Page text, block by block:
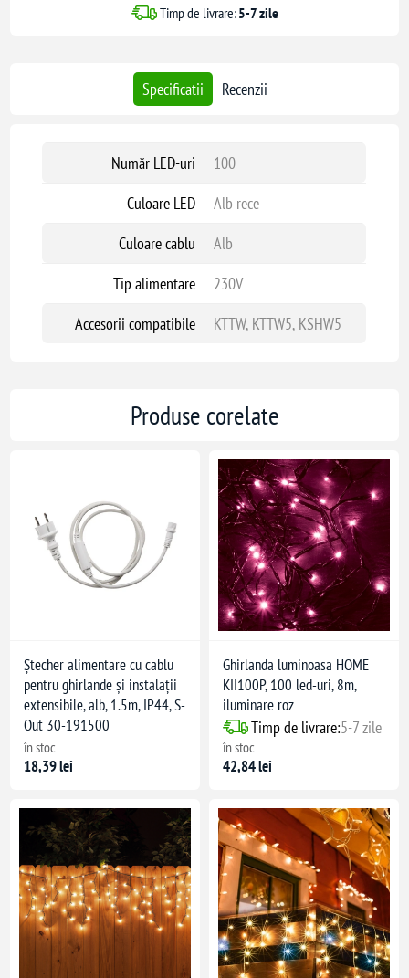
Interconectabil: pana la 9 seturi
sirul luminos 100 LED-uri alb IP65
economica si durabila in orice spatiu exterior. Perfect pentru sarbatori sau
Timp de livrare:5-7 zile
Specificatii Recenzii
Număr LED-uri
100
Culoare LED
Alb rece
Culoare cablu
Alb
Tip alimentare
230V
Accesorii compatibile
KTTW, KTTW5, KSHW5
Produse corelate
Ștecher alimentare cu cablu
pentru ghirlande și instalații
extensibile, alb, 1.5m, IP44, S-
Out 30-191500
în stoc
18,39 lei
Ghirlanda luminoasa HOME
KII100P, 100 led-uri, 8m,
iluminare roz
Timp de livrare:5-7 zile
în stoc
42,84 lei